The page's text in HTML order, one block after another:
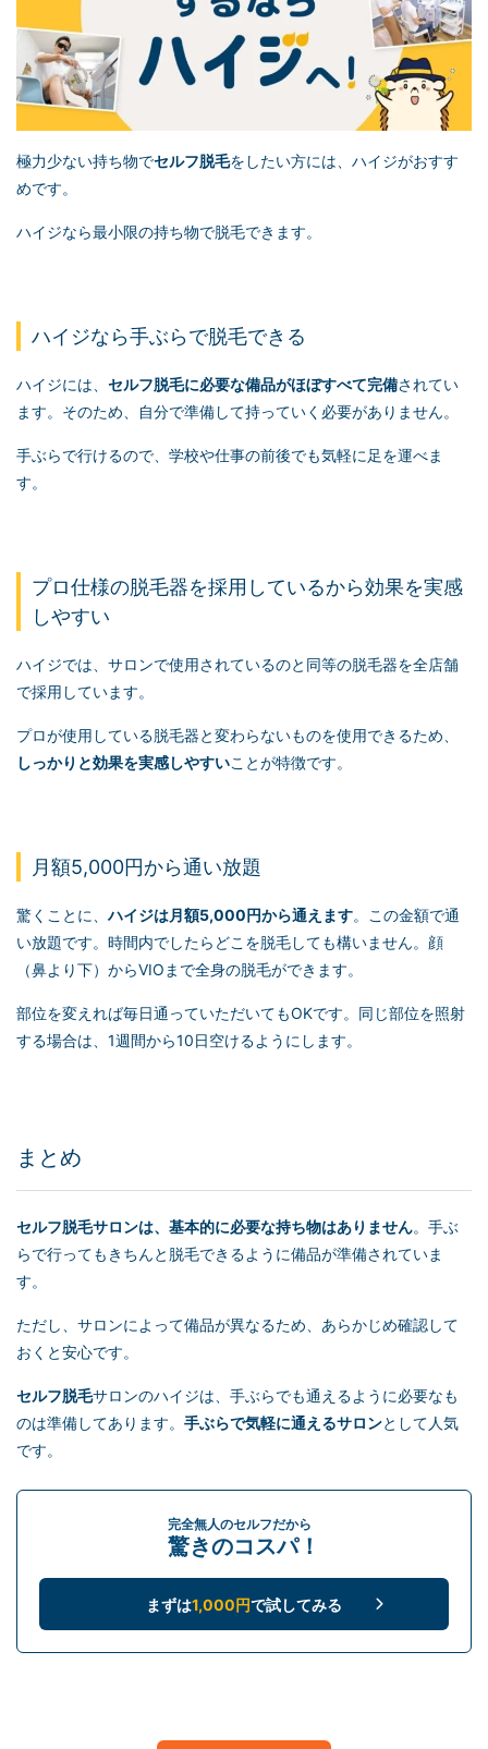
極力少ない持ち物でセルフ脱毛をしたい方には、ハイジがおすす
めです。
ハイジなら最小限の持ち物で脱毛できます。
ハイジなら手ぶらで脱毛できる
ハイジには、 セルフ脱毛に必要な備品がほぼすべて完備されてい
ます。そのため、自分で準備して持っていく必要がありません。
手ぶらで行けるので、学校や仕事の前後でも気軽に足を運べま
す。
プロ仕様の脱毛器を採用しているから効果を実感
しやすい
ハイジでは、サロンで使用されているのと同等の脱毛器を全店舗
で採用しています。
プロが使用している脱毛器と変わらないものを使用できるため、
しっかりと効果を実感しやすいことが特徴です。
月額5,000円から通い放題
驚くことに、ハイジは月額5,000円から通えます。この金額で通
い放題です。時間内でしたらどこを脱毛しても構いません。顔
（鼻より下）からVIOまで全身の脱毛ができます。
部位を変えれば毎日通っていただいてもOKです。同じ部位を照射
する場合は、1週間から10日空けるようにします。
まとめ
セルフ脱毛サロンは、基本的に必要な持ち物はありません。手ぶ
らで行ってもきちんと脱毛できるように備品が準備されていま
す。
ただし、サロンによって備品が異なるため、あらかじめ確認して
おくと安心です。
セルフ脱毛サロンのハイジは、手ぶらでも通えるように必要なも
のは準備してあります。 手ぶらで気軽に通えるサロンとして人気
です。
完全無人のセルフだから
驚きのコスパ！
まずは1,000円で試してみる